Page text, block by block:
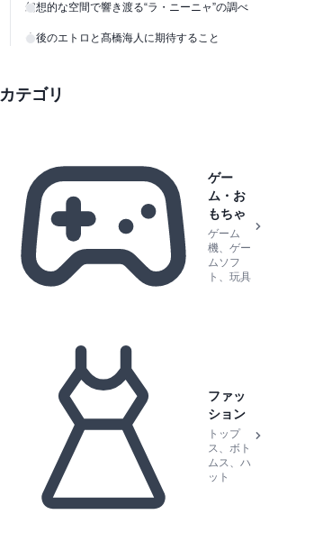
幻想的な空間で響き渡る“ラ・ニーニャ”の調べ
今後のエトロと髙橋海人に期待すること
カテゴリ
ゲー
ム・お
もちゃ
ゲーム
機、ゲー
ムソフ
ト、玩具
ファッ
ション
トップ
ス、ボト
ムス、ハ
ット